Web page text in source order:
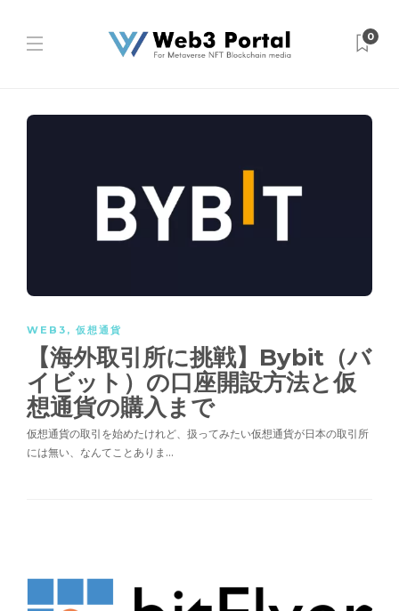
0
WEB3 , 仮想通貨
【海外取引所に挑戦】Bybit（バ
イビット）の口座開設方法と仮
想通貨の購入まで
仮想通貨の取引を始めたけれど、扱ってみたい仮想通貨が日本の取引所
には無い、なんてことありま…